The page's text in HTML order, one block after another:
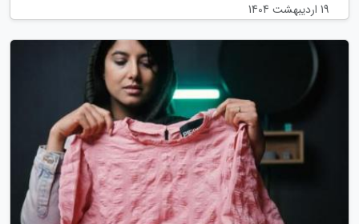
19 اردیبهشت 1404